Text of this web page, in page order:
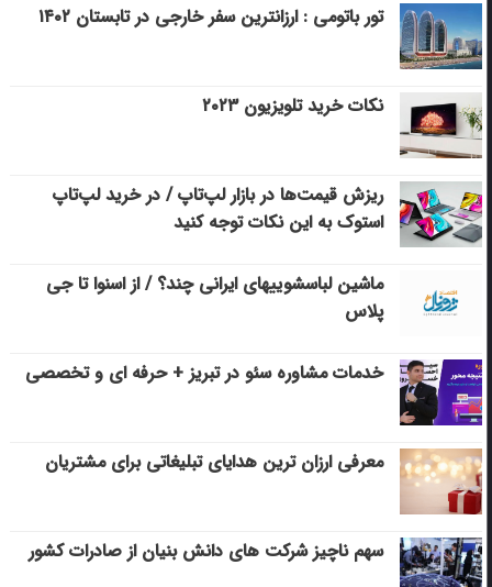
تور باتومی : ارزانترین سفر خارجی در تابستان ۱۴۰۲
نکات خرید تلویزیون ۲۰۲۳
ریزش قیمت‌ها در بازار لپ‌تاپ / در خرید لپ‌تاپ
استوک به این نکات توجه کنید
ماشین لباسشویی‎های ایرانی چند؟ / از اسنوا تا جی
پلاس
خدمات مشاوره سئو در تبریز + حرفه ای و تخصصی
معرفی ارزان ترین هدایای تبلیغاتی برای مشتریان
سهم ناچیز شرکت های دانش بنیان از صادرات کشور